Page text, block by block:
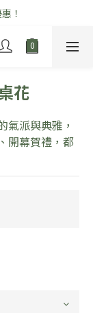
！
花
氣派與典雅，
開幕賀禮，都